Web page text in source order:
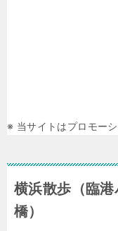
※ 当サイトはプロモー
横浜散歩（臨
橋）